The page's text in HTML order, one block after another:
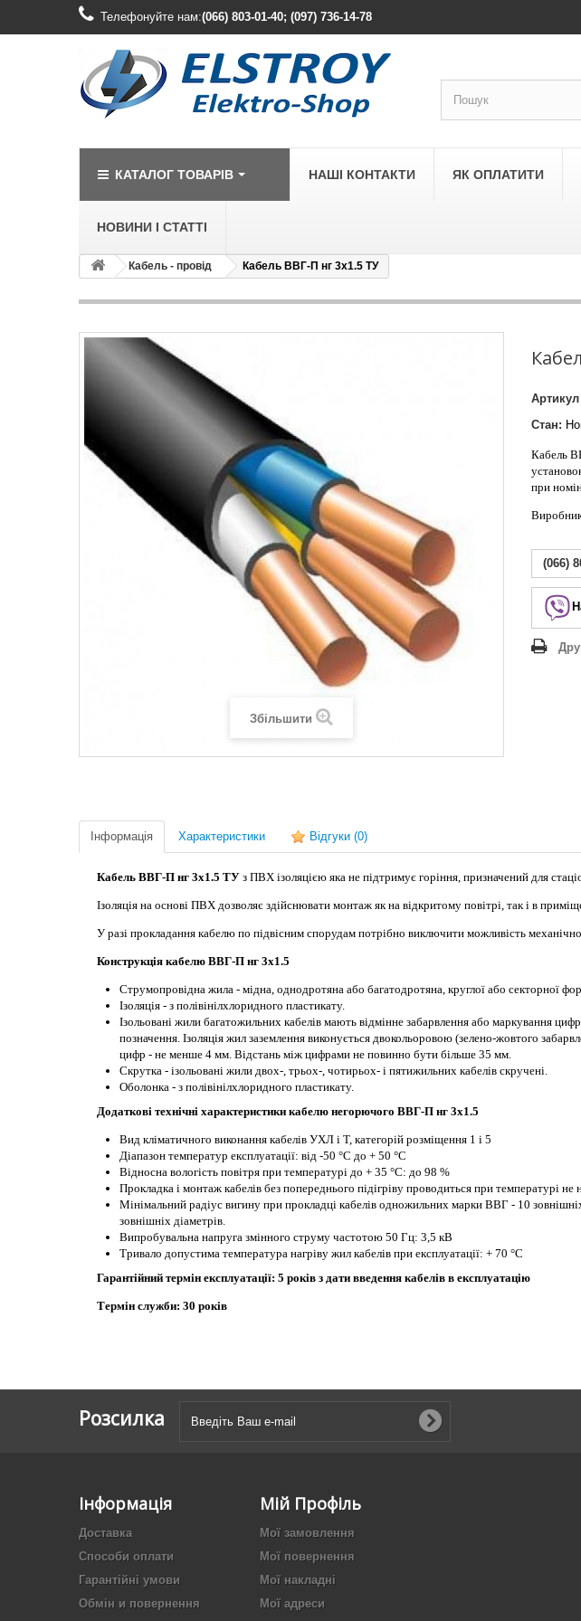
Телефонуйте нам:(066) 803-01-40; (097) 736-14-78
КАТАЛОГ ТОВАРІВ
LEGRAND
Legrand Valena Classic
Legrand Valena Life
НАШІ КОНТАКТИ ЯК ОПЛАТИТИ
НОВИНИ І СТАТТІ
Кабель - провід Кабель ВВГ-П нг 3х1.5 ТУ
Збільшити
Артикул
Стан:
Кабель
при
(066)
Інформація Характеристики Відгуки (0)
Кабель ВВГ-П нг 3х1.5 ТУ з ПВХ ізоляцією яка не підтримує горіння, призначений для
Ізоляція на основі ПВХ дозволяє здійснювати монтаж як на відкритому повітрі, так і в
У разі прокладання кабелю по підвісним спорудам потрібно виключити можливість
Конструкція кабелю ВВГ-П нг 3х1.5
Струмопровідна жила - мідна, однодротяна або багатодротяна, круглої або секторної
Ізоляція - з полівінілхлоридного пластикату.
Ізольовані жили багатожильних кабелів мають відмінне забарвлення або маркування
позначення. Ізоляція жил заземлення виконується двокольоровою (зелено-жовтого
цифр - не менше 4 мм. Відстань між цифрами не повинно бути більше 35 мм.
Скрутка - ізольовані жили двох-, трьох-, чотирьох- і пятижильних кабелів скручені.
Оболонка - з полівінілхлоридного пластикату.
Додаткові технічні характеристики кабелю негорючого ВВГ-П нг 3х1.5
Вид кліматичного виконання кабелів УХЛ і Т, категорій розміщення 1 і 5
Діапазон температур експлуатації: від -50 °С до + 50 °С
Відносна вологість повітря при температурі до + 35 °С: до 98 %
Прокладка і монтаж кабелів без попереднього підігріву проводиться при температурі
Мінімальний радіус вигину при прокладці кабелів одножильних марки ВВГ - 10
зовнішніх діаметрів.
Випробувальна напруга змінного струму частотою 50 Гц: 3,5 кВ
Тривало допустима температура нагріву жил кабелів при експлуатації: + 70 °С
Гарантійний термін експлуатації: 5 років з дати введення кабелів в експлуатацію
Термін служби: 30 років
Розсилка
Інформація
Доставка
Способи оплати
Гарантійні умови
Обмін и повернення
Мій Профіль
Мої замовлення
Мої повернення
Мої накладні
Мої адреси